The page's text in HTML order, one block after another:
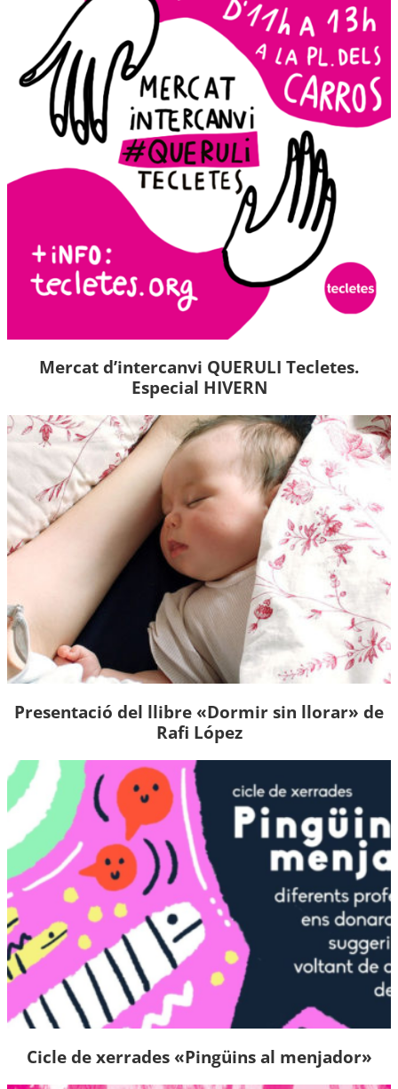
Mercat d’intercanvi QUERULI Tecletes.
Especial HIVERN
Presentació del llibre «Dormir sin llorar» de
Rafi López
Cicle de xerrades «Pingüins al menjador»